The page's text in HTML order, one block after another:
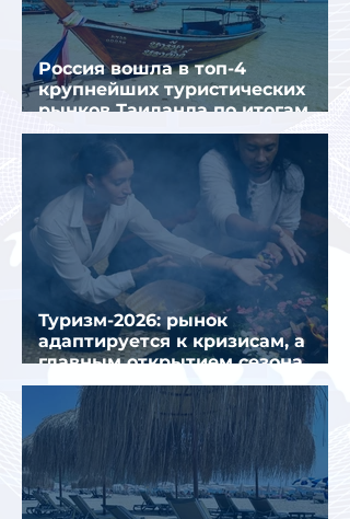
Россия вошла в топ-4
крупнейших туристических
рынков Таиланда по итогам
семи месяцев 2026 года
Туризм-2026: рынок
адаптируется к кризисам, а
главным открытием сезона
стал Вьетнам